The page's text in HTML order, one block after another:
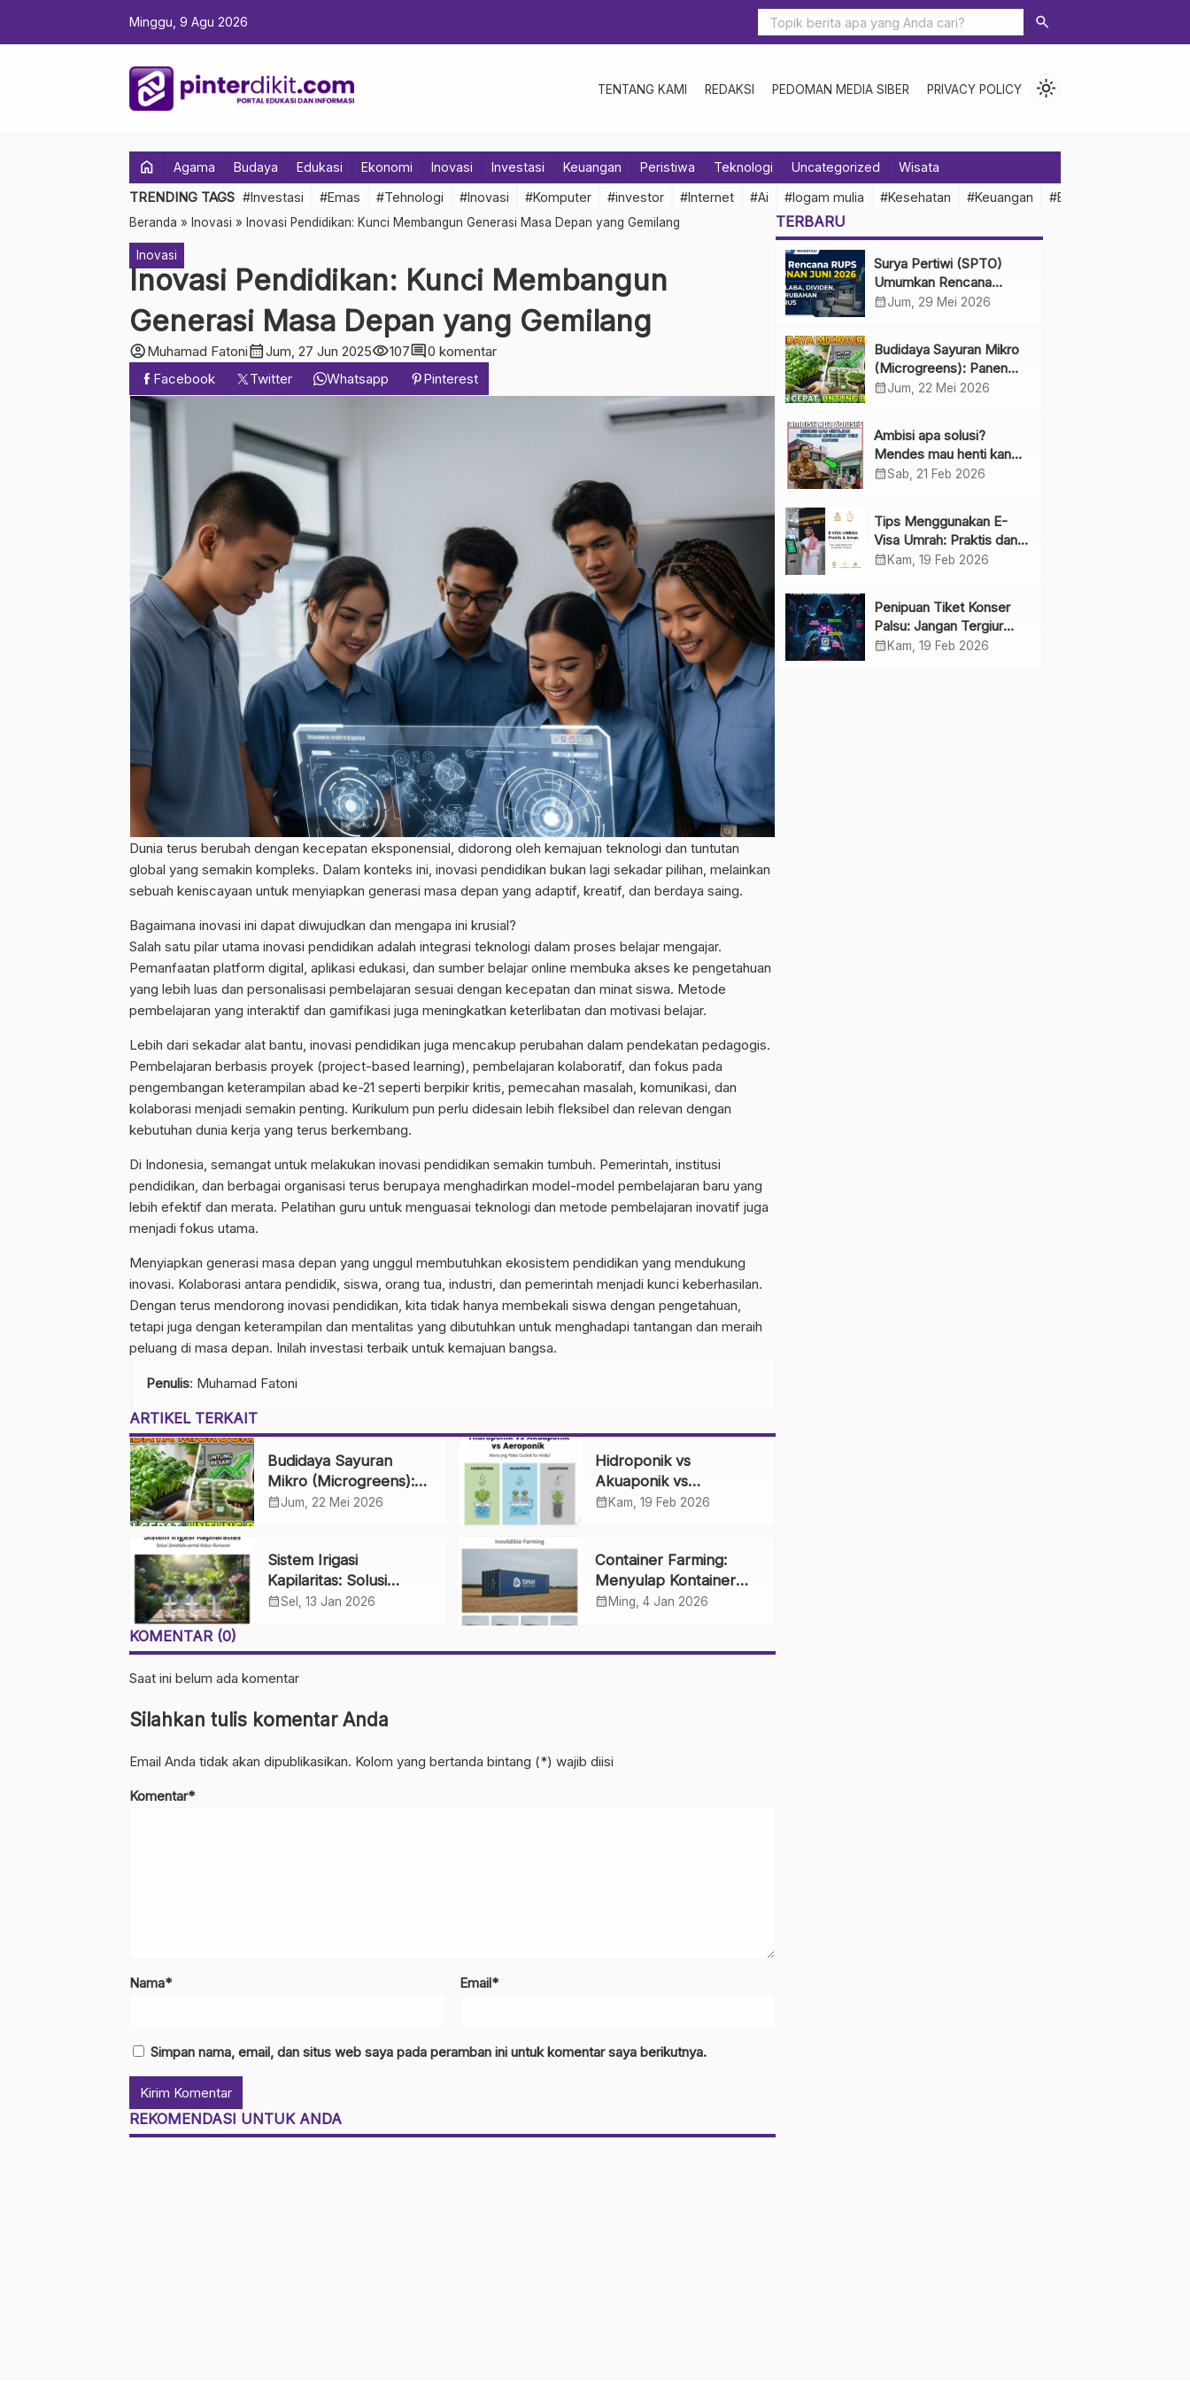
Minggu, 9 Agu 2026 search
TENTANG KAMI REDAKSI PEDOMAN MEDIA SIBER PRIVACY POLICY light_mode
home Agama Budaya Edukasi Ekonomi Inovasi Investasi Keuangan Peristiwa Teknologi Uncategorized Wisata
TRENDING TAGS #Investasi #Emas #Tehnologi #Inovasi #Komputer #investor #Internet #Ai #logam mulia #Kesehatan #Keuangan #Ekonomi Indonesia
Beranda » Inovasi » Inovasi Pendidikan: Kunci Membangun Generasi Masa Depan yang Gemilang
Inovasi
Inovasi Pendidikan: Kunci Membangun
Generasi Masa Depan yang Gemilang
account_circleMuhamad Fatonicalendar_monthJum, 27 Jun 2025visibility107comment0 komentar
Facebook
Twitter Whatsapp Pinterest
Dunia terus berubah dengan kecepatan eksponensial, didorong oleh kemajuan teknologi dan tuntutan
global yang semakin kompleks. Dalam konteks ini, inovasi pendidikan bukan lagi sekadar pilihan, melainkan
sebuah keniscayaan untuk menyiapkan generasi masa depan yang adaptif, kreatif, dan berdaya saing.
Bagaimana inovasi ini dapat diwujudkan dan mengapa ini krusial?
Salah satu pilar utama inovasi pendidikan adalah integrasi teknologi dalam proses belajar mengajar.
Pemanfaatan platform digital, aplikasi edukasi, dan sumber belajar online membuka akses ke pengetahuan
yang lebih luas dan personalisasi pembelajaran sesuai dengan kecepatan dan minat siswa. Metode
pembelajaran yang interaktif dan gamifikasi juga meningkatkan keterlibatan dan motivasi belajar.
Lebih dari sekadar alat bantu, inovasi pendidikan juga mencakup perubahan dalam pendekatan pedagogis.
Pembelajaran berbasis proyek (project-based learning), pembelajaran kolaboratif, dan fokus pada
pengembangan keterampilan abad ke-21 seperti berpikir kritis, pemecahan masalah, komunikasi, dan
kolaborasi menjadi semakin penting. Kurikulum pun perlu didesain lebih fleksibel dan relevan dengan
kebutuhan dunia kerja yang terus berkembang.
Di Indonesia, semangat untuk melakukan inovasi pendidikan semakin tumbuh. Pemerintah, institusi
pendidikan, dan berbagai organisasi terus berupaya menghadirkan model-model pembelajaran baru yang
lebih efektif dan merata. Pelatihan guru untuk menguasai teknologi dan metode pembelajaran inovatif juga
menjadi fokus utama.
Menyiapkan generasi masa depan yang unggul membutuhkan ekosistem pendidikan yang mendukung
inovasi. Kolaborasi antara pendidik, siswa, orang tua, industri, dan pemerintah menjadi kunci keberhasilan.
Dengan terus mendorong inovasi pendidikan, kita tidak hanya membekali siswa dengan pengetahuan,
tetapi juga dengan keterampilan dan mentalitas yang dibutuhkan untuk menghadapi tantangan dan meraih
peluang di masa depan. Inilah investasi terbaik untuk kemajuan bangsa.
Penulis: Muhamad Fatoni
ARTIKEL TERKAIT
Budidaya Sayuran
Mikro (Microgreens):
Panen Cepat, Untung
calendar_monthJum, 22 Mei 2026
Hidroponik vs
Akuaponik vs
Aeroponik: Mana yang
calendar_month Kam, 19 Feb 2026
Sistem Irigasi
Kapilaritas: Solusi
Sederhana untuk
calendar_monthSel, 13 Jan 2026
Container Farming:
Menyulap Kontainer
Bekas menjadi Kebun
calendar_month Ming, 4 Jan 2026
KOMENTAR (0)
Saat ini belum ada komentar
Silahkan tulis komentar Anda
Email Anda tidak akan dipublikasikan. Kolom yang bertanda bintang (*) wajib diisi
Komentar*
Nama* Email*
Simpan nama, email, dan situs web saya pada peramban ini untuk komentar saya berikutnya.
REKOMENDASI UNTUK ANDA
TERBARU
Surya Pertiwi (SPTO)
Umumkan Rencana
RUPS Tahunan Juni 2026,
Penguru
calendar_monthJum, 29 Mei 2026
Budidaya Sayuran Mikro
(Microgreens): Panen
Cepat, Untung Besar
calendar_monthJum, 22 Mei 2026
Ambisi apa solusi?
Mendes mau henti kan
penyebaran minimarket
calendar_monthSab, 21 Feb 2026
Tips Menggunakan E-
Visa Umrah: Praktis dan
Cepat
calendar_month Kam, 19 Feb 2026
Penipuan Tiket Konser
Palsu: Jangan Tergiur
Penjualan di Media Sosial
calendar_month Kam, 19 Feb 2026